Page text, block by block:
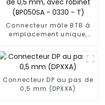
Connecteur mâle BTB à
emplacement unique,
robinet (BP050SA - 0330
- T)
Connecteur DP au pas de
0,5 mm (DPXXA)